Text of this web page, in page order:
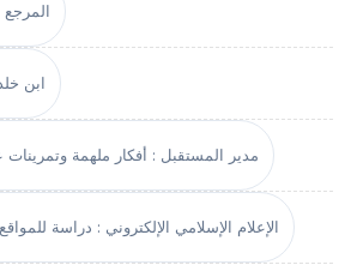
ابن
مدير المستقبل : أفكار ملهمة وتمرينات
الإعلام الإسلامي الإلكتروني : دراسة